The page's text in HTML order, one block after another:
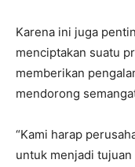
Karena ini juga
menciptakan suatu
memberikan
mendorong
“Kami harap
untuk menjadi tujuan